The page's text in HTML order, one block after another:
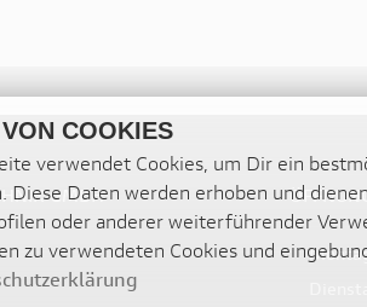
GMBH
COOKIES
verwendet Cookies, um Dir ein
Diese Daten werden erhoben und
oder anderer weiterführender
zu verwendeten Cookies und